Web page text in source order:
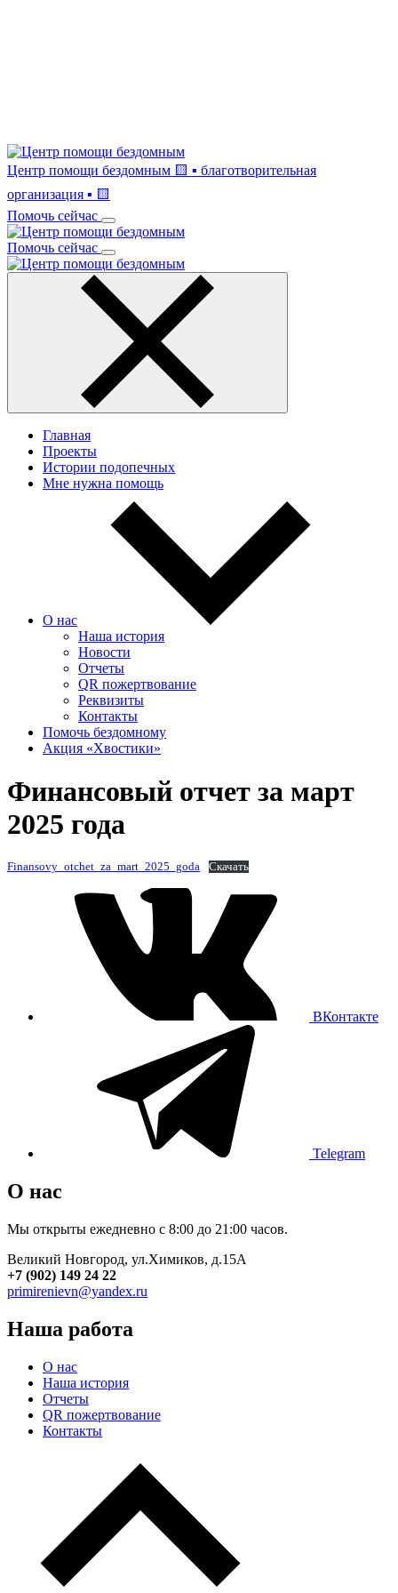
Центр помощи бездомным 🟨 ▪ благотворительная
организация ▪ 🟨
Помочь сейчас
Помочь сейчас
Главная
Проекты
Истории подопечных
Мне нужна помощь
О нас
Наша история
Новости
Отчеты
QR пожертвование
Реквизиты
Контакты
Помочь бездомному
Акция «Хвостики»
Финансовый отчет за март
2025 года
Finansovy_otchet_za_mart_2025_goda Скачать
ВКонтакте
Telegram
О нас
Мы открыты ежедневно с 8:00 до 21:00 часов.
Великий Новгород, ул.Химиков, д.15А
+7 (902) 149 24 22
primirenievn@yandex.ru
Наша работа
О нас
Наша история
Отчеты
QR пожертвование
Контакты